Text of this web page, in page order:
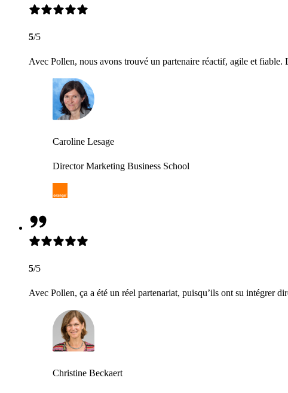
5/5
Avec Pollen, nous avons trouvé un partenaire réactif, agile et fiable.
Caroline Lesage
Director Marketing Business School
5/5
Avec Pollen, ça a été un réel partenariat, puisqu’ils ont su intégrer
Christine Beckaert